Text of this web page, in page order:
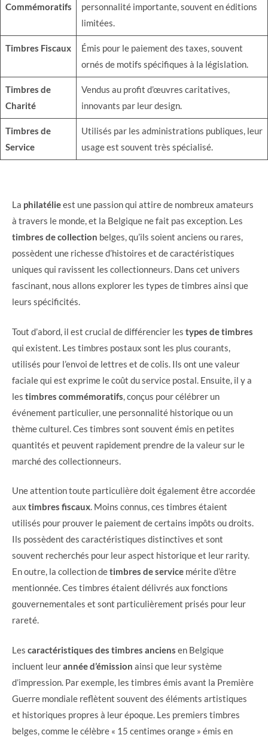
Commémoratifs
personnalité importante, souvent en éditions
limitées.
Timbres Fiscaux
Émis pour le paiement des taxes, souvent
ornés de motifs spécifiques à la législation.
Timbres de
Charité
Vendus au profit d’œuvres caritatives,
innovants par leur design.
Timbres de
Service
Utilisés par les administrations publiques, leur
usage est souvent très spécialisé.
La philatélieest une passion qui attire de nombreux amateurs
à travers le monde, et la Belgique ne fait pas exception. Les
timbres de collection belges, qu’ils soient anciens ou rares,
possèdent une richesse d’histoires et de caractéristiques
uniques qui ravissent les collectionneurs. Dans cet univers
fascinant, nous allons explorer les types de timbres ainsi que
leurs spécificités.
Tout d’abord, il est crucial de différencier les types de timbres
qui existent. Les timbres postaux sont les plus courants,
utilisés pour l’envoi de lettres et de colis. Ils ont une valeur
faciale qui est exprime le coût du service postal. Ensuite, il y a
les timbres commémoratifs, conçus pour célébrer un
événement particulier, une personnalité historique ou un
thème culturel. Ces timbres sont souvent émis en petites
quantités et peuvent rapidement prendre de la valeur sur le
marché des collectionneurs.
Une attention toute particulière doit également être accordée
aux timbres fiscaux. Moins connus, ces timbres étaient
utilisés pour prouver le paiement de certains impôts ou droits.
Ils possèdent des caractéristiques distinctives et sont
souvent recherchés pour leur aspect historique et leur rarity.
En outre, la collection detimbres de service mérite d’être
mentionnée. Ces timbres étaient délivrés aux fonctions
gouvernementales et sont particulièrement prisés pour leur
rareté.
Les caractéristiques des timbres anciens en Belgique
incluent leurannée d’émission ainsi que leur système
d’impression. Par exemple, les timbres émis avant la Première
Guerre mondiale reflètent souvent des éléments artistiques
et historiques propres à leur époque. Les premiers timbres
belges, comme le célèbre « 15 centimes orange » émis en